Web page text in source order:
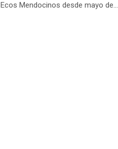
Ecos Mendocinos desde mayo de…